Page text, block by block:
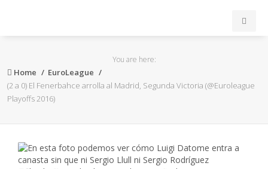
ACB
FEB
You are here:
Home
EuroLeague
(2 a 0) El Fenerbahce arrolla al Madrid, Segunda Victoria (@Euroleague
Playoffs 2016)